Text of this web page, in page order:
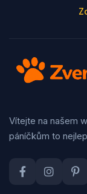
Vítejte na našem
páníčkům to